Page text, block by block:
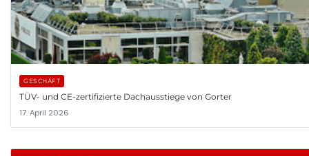
GESCHÄFT
TÜV- und CE-zertifizierte Dachausstiege von Gorter
17. April 2026